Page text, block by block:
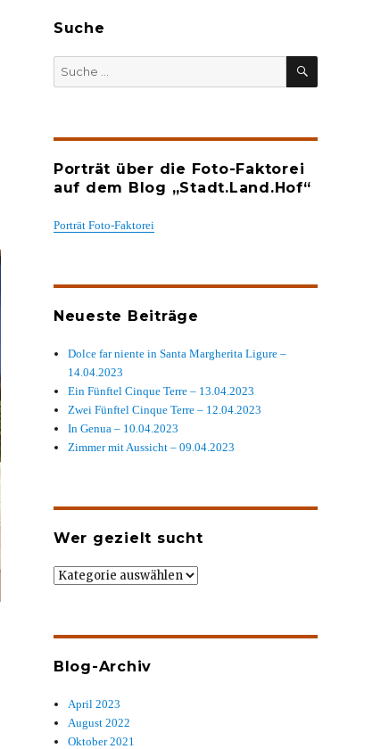
Suche
SUCHEN
Porträt über die Foto-Faktorei
auf dem Blog „Stadt.Land.Hof“
Porträt Foto-Faktorei
Neueste Beiträge
Dolce far niente in Santa Margherita Ligure –
14.04.2023
Ein Fünftel Cinque Terre – 13.04.2023
Zwei Fünftel Cinque Terre – 12.04.2023
In Genua – 10.04.2023
Zimmer mit Aussicht – 09.04.2023
Wer gezielt sucht
Wer
Blog-Archiv
April 2023
August 2022
Oktober 2021